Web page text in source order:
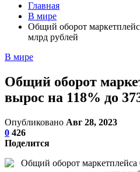
Главная
В мире
Общий оборот
млрд рублей
В мире
Общий оборот
вырос на 118% до
Опубликовано Авг 28, 2023
0 426
Поделится